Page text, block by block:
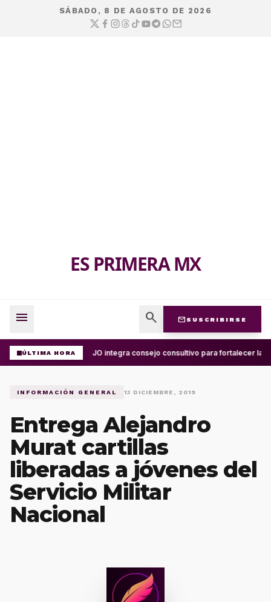
SÁBADO, 8 DE AGOSTO DE 2026
ES PRIMERA MX
menu search mail SUSCRIBIRSE
ÚLTIMA HORAUABJO integra consejo consultivo para fortalecer la
INFORMACIÓN GENERAL 13 DICIEMBRE, 2019
Entrega Alejandro
Murat cartillas
liberadas a jóvenes del
Servicio Militar
Nacional